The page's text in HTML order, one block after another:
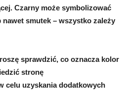
Czarny może symbolizować
smutek – wszystko zależy
sprawdzić, co oznacza kolor
stronę
celu uzyskania dodatkowych